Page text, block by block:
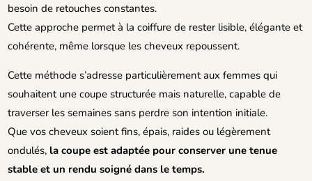
besoin de retouches constantes.
Cette approche permet à la coiffure de rester lisible, élégante et
cohérente, même lorsque les cheveux repoussent.
Cette méthode s’adresse particulièrement aux femmes qui
souhaitent une coupe structurée mais naturelle, capable de
traverser les semaines sans perdre son intention initiale.
Que vos cheveux soient fins, épais, raides ou légèrement
ondulés, la coupe est adaptée pour conserver une tenue
stable et un rendu soigné dans le temps.